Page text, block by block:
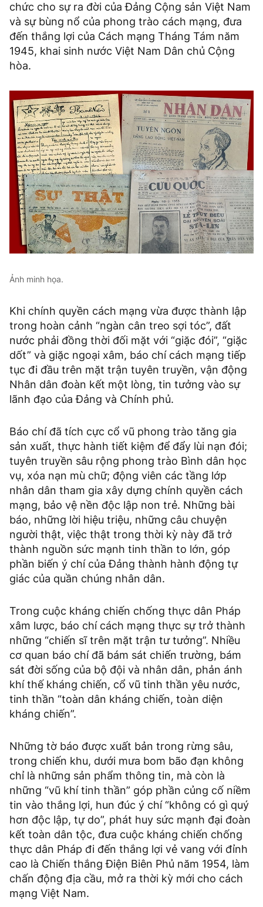
chức cho sự ra đời của Đảng Cộng sản Việt Nam
và sự bùng nổ của phong trào cách mạng, đưa
đến thắng lợi của Cách mạng Tháng Tám năm
1945, khai sinh nước Việt Nam Dân chủ Cộng
hòa.
Ảnh minh họa.
Khi chính quyền cách mạng vừa được thành lập
trong hoàn cảnh “ngàn cân treo sợi tóc”, đất
nước phải đồng thời đối mặt với “giặc đói”, “giặc
dốt” và giặc ngoại xâm, báo chí cách mạng tiếp
tục đi đầu trên mặt trận tuyên truyền, vận động
Nhân dân đoàn kết một lòng, tin tưởng vào sự
lãnh đạo của Đảng và Chính phủ.
Báo chí đã tích cực cổ vũ phong trào tăng gia
sản xuất, thực hành tiết kiệm để đẩy lùi nạn đói;
tuyên truyền sâu rộng phong trào Bình dân học
vụ, xóa nạn mù chữ; động viên các tầng lớp
nhân dân tham gia xây dựng chính quyền cách
mạng, bảo vệ nền độc lập non trẻ. Những bài
báo, những lời hiệu triệu, những câu chuyện
người thật, việc thật trong thời kỳ này đã trở
thành nguồn sức mạnh tinh thần to lớn, góp
phần biến ý chí của Đảng thành hành động tự
giác của quần chúng nhân dân.
Trong cuộc kháng chiến chống thực dân Pháp
xâm lược, báo chí cách mạng thực sự trở thành
những “chiến sĩ trên mặt trận tư tưởng”. Nhiều
cơ quan báo chí đã bám sát chiến trường, bám
sát đời sống của bộ đội và nhân dân, phản ánh
khí thế kháng chiến, cổ vũ tinh thần yêu nước,
tinh thần “toàn dân kháng chiến, toàn diện
kháng chiến”.
Những tờ báo được xuất bản trong rừng sâu,
trong chiến khu, dưới mưa bom bão đạn không
chỉ là những sản phẩm thông tin, mà còn là
những “vũ khí tinh thần” góp phần củng cố niềm
tin vào thắng lợi, hun đúc ý chí “không có gì quý
hơn độc lập, tự do”, phát huy sức mạnh đại đoàn
kết toàn dân tộc, đưa cuộc kháng chiến chống
thực dân Pháp đi đến thắng lợi vẻ vang với đỉnh
cao là Chiến thắng Điện Biên Phủ năm 1954, làm
chấn động địa cầu, mở ra thời kỳ mới cho cách
mạng Việt Nam.